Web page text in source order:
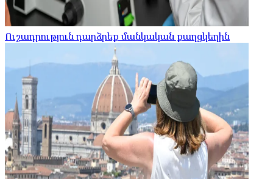
Ուշադրություն դարձրեք մանկական քաղցկեղին